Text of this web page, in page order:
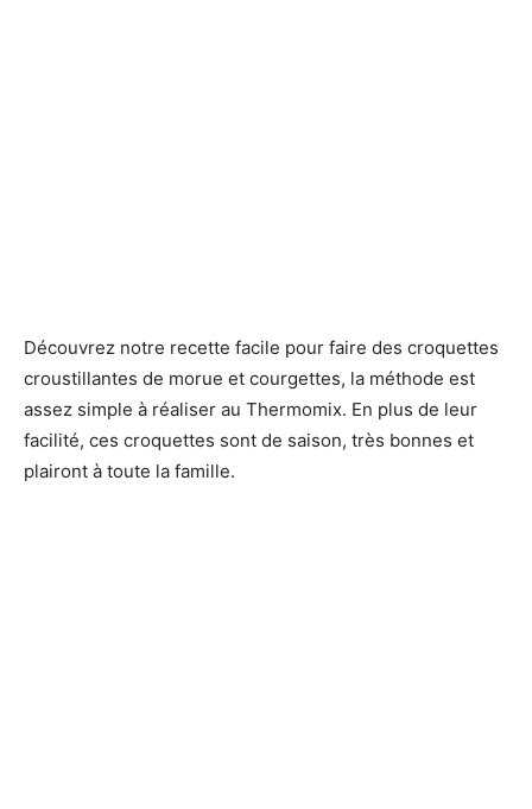
Découvrez notre recette facile pour faire des croquettes
croustillantes de morue et courgettes, la méthode est
assez simple à réaliser au Thermomix. En plus de leur
facilité, ces croquettes sont de saison, très bonnes et
plairont à toute la famille.